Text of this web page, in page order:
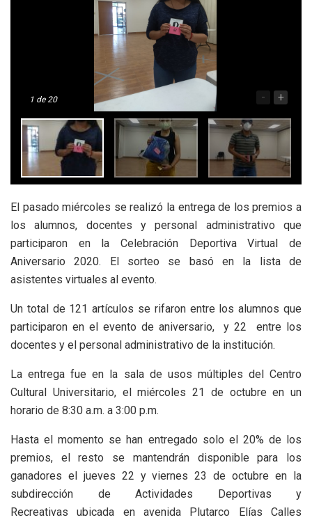
1 de 20 - +
El pasado miércoles se realizó la entrega de los premios a
los alumnos, docentes y personal administrativo que
participaron en la Celebración Deportiva Virtual de
Aniversario 2020. El sorteo se basó en la lista de
asistentes virtuales al evento.
Un total de 121 artículos se rifaron entre los alumnos que
participaron en el evento de aniversario, y 22 entre los
docentes y el personal administrativo de la institución.
La entrega fue en la sala de usos múltiples del Centro
Cultural Universitario, el miércoles 21 de octubre en un
horario de 8:30 a.m. a 3:00 p.m.
Hasta el momento se han entregado solo el 20% de los
premios, el resto se mantendrán disponible para los
ganadores el jueves 22 y viernes 23 de octubre en la
subdirección de Actividades Deportivas y
Recreativas ubicada en avenida Plutarco Elías Calles